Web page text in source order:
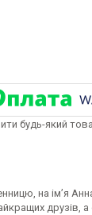
будь-який
на ім’я Анна
друзів,